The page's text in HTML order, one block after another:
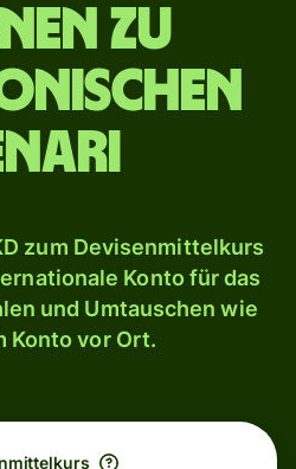
zu
zum Devisenmittelkurs
Konto für das
und Umtauschen wie
Konto vor Ort.